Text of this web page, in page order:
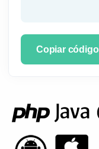
Copiar código